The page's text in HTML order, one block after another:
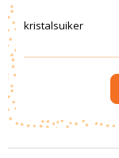
kristalsuiker